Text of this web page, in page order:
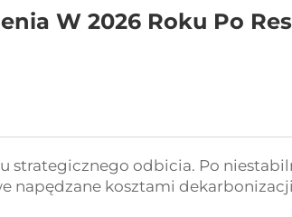
W 2026 Roku Po
strategicznego odbicia. Po
napędzane kosztami